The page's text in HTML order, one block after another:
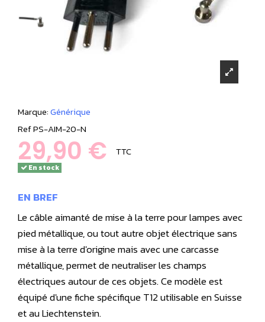
Marque:Générique
RefPS-AIM-20-N
29,90 € TTC
En stock
EN BREF
Le câble aimanté de mise à la terre pour lampes avec
pied métallique, ou tout autre objet électrique sans
mise à la terre d'origine mais avec une carcasse
métallique, permet de neutraliser les champs
électriques autour de ces objets. Ce modèle est
équipé d'une fiche spécifique T12 utilisable en Suisse
et au Liechtenstein.